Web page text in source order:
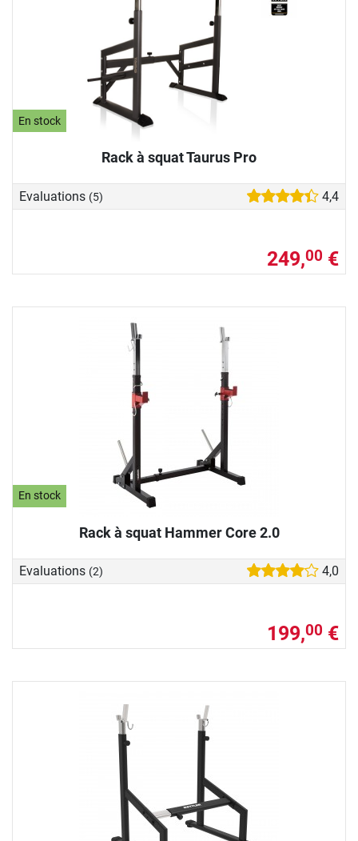
En stock
Rack à squat Taurus Pro
Evaluations (5) 4,4
249,00 €
En stock
Rack à squat Hammer Core 2.0
Evaluations (2) 4,0
199,00 €